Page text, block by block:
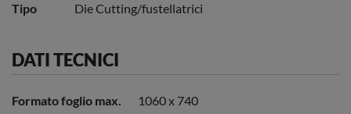
Tipo
Die Cutting/fustellatrici
DATI TECNICI
Formato foglio max.
1060 x 740